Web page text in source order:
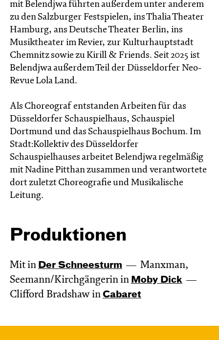
mit Belendjwa führten außerdem unter anderem
zu den Salzburger Festspielen, ins Thalia Theater
Hamburg, ans Deutsche Theater Berlin, ins
Musiktheater im Revier, zur Kulturhauptstadt
Chemnitz sowie zu Kirill & Friends. Seit 2025 ist
Belendjwa außerdem Teil der Düsseldorfer Neo-
Revue Lola Land.
Als Choreograf entstanden Arbeiten für das
Düsseldorfer Schauspielhaus, Schauspiel
Dortmund und das Schauspielhaus Bochum. Im
Stadt:Kollektiv des Düsseldorfer
Schauspielhauses arbeitet Belendjwa regelmäßig
mit Nadine Pitthan zusammen und verantwortete
dort zuletzt Choreografie und Musikalische
Leitung.
Produktionen
Mit in Der Schnee­sturm
Manxman,
Seemann/Kirchgängerin in Moby Dick
Clifford Bradshaw in Cabaret